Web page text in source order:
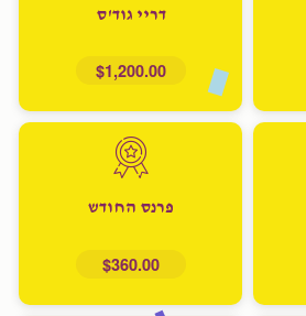
דריי גוד'ס
$1,200.00
פרנס החודש
$360.00